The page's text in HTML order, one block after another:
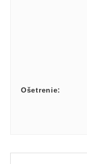
Ošetrenie: